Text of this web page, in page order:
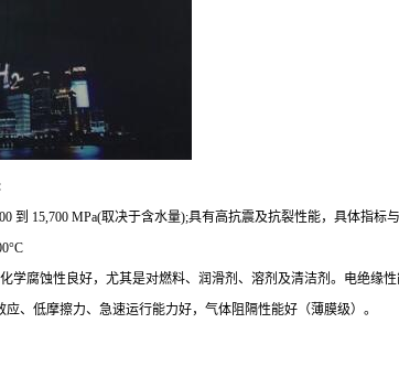
到 15,700 MPa(取决于含水量);具有高抗震及抗裂性能，具体指
学腐蚀性良好，尤其是对燃料、润滑剂、溶剂及清洁剂。电绝缘
、低摩擦力、急速运行能力好，气体阻隔性能好（薄膜级）。